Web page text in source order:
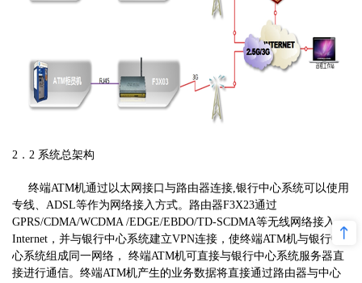
2．2 系统总架构
终端ATM机通过以太网接口与路由器连接,银行中心系统可以使用
专线、ADSL等作为网络接入方式。路由器F3X23通过
GPRS/CDMA/WCDMA /EDGE/EBDO/TD-SCDMA等无线网络接入
Internet，并与银行中心系统建立VPN连接，使终端ATM机与银行中
心系统组成同一网络， 终端ATM机可直接与银行中心系统服务器直
接进行通信。终端ATM机产生的业务数据将直接通过路由器与中心